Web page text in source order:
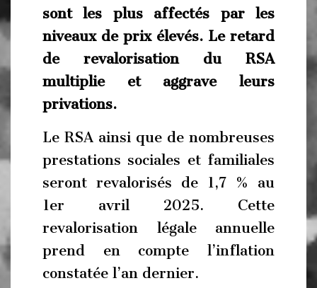
sont les plus affectés par les
niveaux de prix élevés. Le retard
de revalorisation du RSA
multiplie et aggrave leurs
privations.
Le RSA ainsi que de nombreuses
prestations sociales et familiales
seront revalorisés de 1,7 % au
1er avril 2025. Cette
revalorisation légale annuelle
prend en compte l’inflation
constatée l’an dernier.